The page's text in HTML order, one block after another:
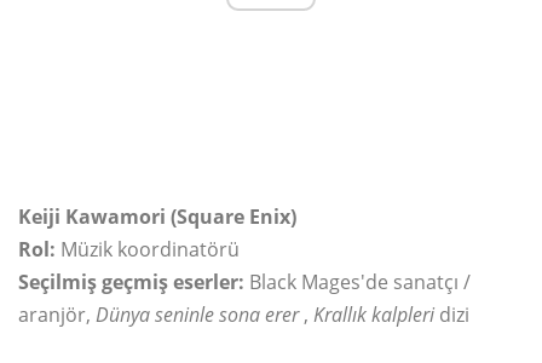
Keiji Kawamori (Square Enix)
Rol: Müzik koordinatörü
Seçilmiş geçmiş eserler: Black Mages'de sanatçı /
aranjör, Dünya seninle sona erer, Krallık kalpleri dizi